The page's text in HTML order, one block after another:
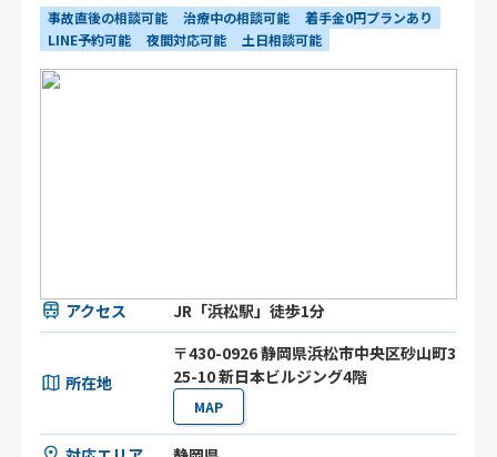
事故直後の相談可能 治療中の相談可能
着手金0円プランあり
LINE予約可能
夜間対応可能 土日相談可能
アクセス JR「浜松駅」徒歩1分
所在地
〒430-0926 静岡県浜松市中央区砂山町3
25-10 新日本ビルジング4階
MAP